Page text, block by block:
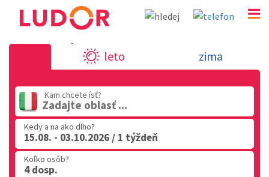
Apartmány VERA - Lignano Sabbiadoro - Severný
leto zima
Kam chcete ísť?
Zadajte oblasť ...
Kedy a na ako dlho?
15.08. - 03.10.2026 / 1 týždeň
Koľko osôb?
4 dosp.